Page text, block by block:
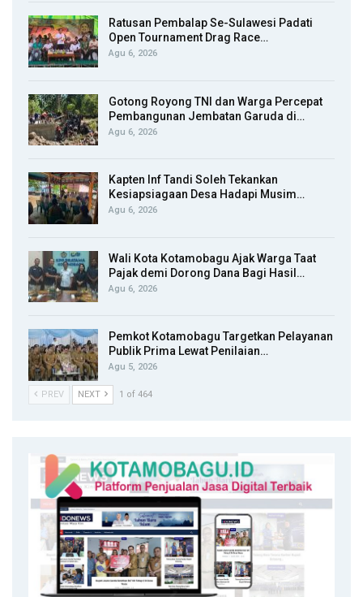
Ratusan Pembalap Se-Sulawesi Padati
Open Tournament Drag Race…
Agu 6, 2026
Gotong Royong TNI dan Warga Percepat
Pembangunan Jembatan Garuda di…
Agu 6, 2026
Kapten Inf Tandi Soleh Tekankan
Kesiapsiagaan Desa Hadapi Musim…
Agu 6, 2026
Wali Kota Kotamobagu Ajak Warga Taat
Pajak demi Dorong Dana Bagi Hasil…
Agu 6, 2026
Pemkot Kotamobagu Targetkan Pelayanan
Publik Prima Lewat Penilaian…
Agu 5, 2026
PREV NEXT 1 of 464